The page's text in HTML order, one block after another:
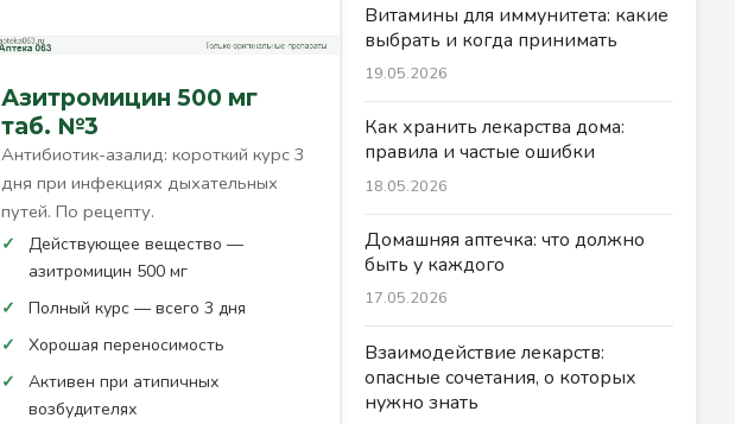
Азитромицин 500 мг
таб. №3
Антибиотик-азалид: короткий курс 3
дня при инфекциях дыхательных
путей. По рецепту.
Действующее вещество —
азитромицин 500 мг
Полный курс — всего 3 дня
Хорошая переносимость
Активен при атипичных
возбудителях
Витамины для иммунитета: какие
выбрать и когда принимать
19.05.2026
Как хранить лекарства дома:
правила и частые ошибки
18.05.2026
Домашняя аптечка: что должно
быть у каждого
17.05.2026
Взаимодействие лекарств:
опасные сочетания, о которых
нужно знать